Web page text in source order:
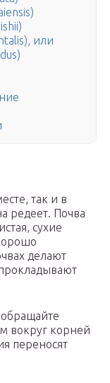
или
так и в
редеет. Почва
сухие
делают
вокруг корней
переносят